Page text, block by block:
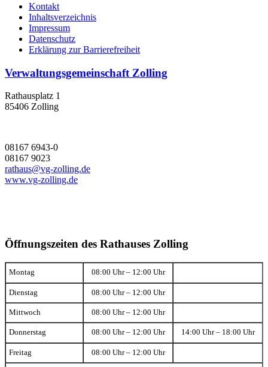
Kontakt
Inhaltsverzeichnis
Impressum
Datenschutz
Erklärung zur Barrierefreiheit
Verwaltungsgemeinschaft Zolling
Rathausplatz 1
85406 Zolling
08167 6943-0
08167 9023
rathaus@vg-zolling.de
www.vg-zolling.de
Öffnungszeiten des Rathauses Zolling
Montag 08:00 Uhr – 12:00 Uhr
Dienstag 08:00 Uhr – 12:00 Uhr
Mittwoch 08:00 Uhr – 12:00 Uhr
Donnerstag 08:00 Uhr – 12:00 Uhr 14:00 Uhr – 18:00 Uhr
Freitag 08:00 Uhr – 12:00 Uhr